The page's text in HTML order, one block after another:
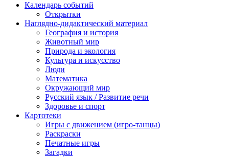
Календарь событий
Открытки
Наглядно-дидактический материал
География и история
Животный мир
Природа и экология
Культура и искусство
Люди
Математика
Окружающий мир
Русский язык / Развитие речи
Здоровье и спорт
Картотеки
Игры с движением (игро-танцы)
Раскраски
Печатные игры
Загадки